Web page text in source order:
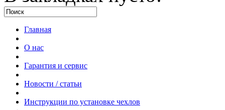
Главная
О нас
Гарантия и сервис
Новости / статьи
Инструкции по установке чехлов